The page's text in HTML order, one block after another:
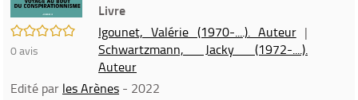
/5
0avis
Livre
Igounet, Valérie (1970-....). Auteur|
Schwartzmann, Jacky (1972-....).
Auteur
Edité par les Arènes - 2022